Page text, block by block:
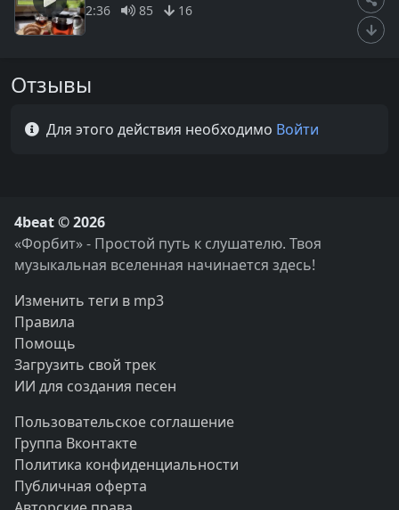
2:36 85 16
Отзывы
Для этого действия необходимо Войти
4beat © 2026
«Форбит» - Простой путь к слушателю. Твоя
музыкальная вселенная начинается здесь!
Изменить теги в mp3
Правила
Помощь
Загрузить свой трек
ИИ для создания песен
Пользовательское соглашение
Группа Вконтакте
Политика конфиденциальности
Публичная оферта